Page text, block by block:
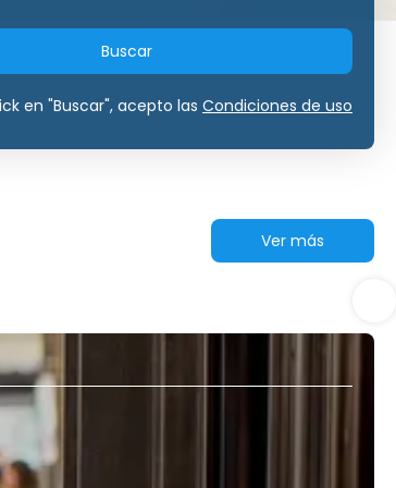
Buscar
en "Buscar", acepto las Condiciones de uso
Ver más